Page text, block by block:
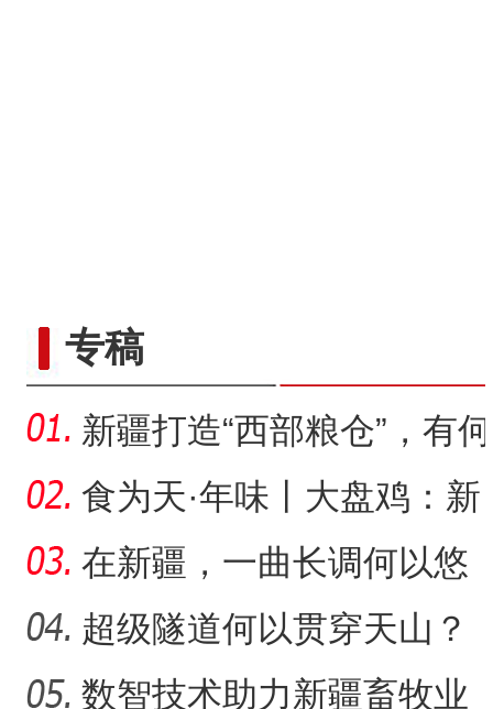
专稿
新疆打造“西部粮仓”，有何
支撑？
食为天·年味丨大盘鸡：新
疆春节餐桌上的年味担当
在新疆，一曲长调何以悠
扬？
超级隧道何以贯穿天山？
数智技术助力新疆畜牧业